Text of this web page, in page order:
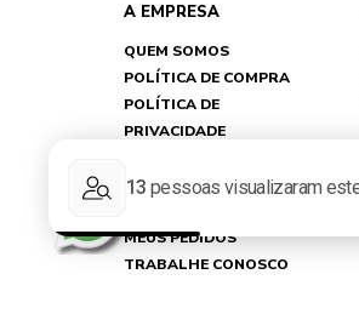
A EMPRESA
QUEM SOMOS
POLÍTICA DE COMPRA
POLÍTICA DE
PRIVACIDADE
FAQ
MEUS PEDIDOS
TRABALHE CONOSCO